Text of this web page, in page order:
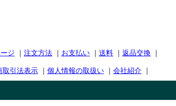
ジ ｜ 注文方法 ｜ お支払い ｜ 送料 ｜ 返品交換 ｜
取引法表示 ｜ 個人情報の取扱い ｜ 会社紹介 ｜